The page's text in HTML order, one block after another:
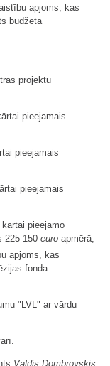
apjoms, kas
budžeta
projektu
pieejamais
pieejamais
pieejamais
pieejamo
225 150 euro apmērā,
apjoms, kas
fonda
"LVL" ar vārdu
Valdis Dombrovskis